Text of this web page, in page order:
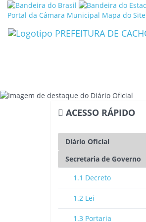
Link
externo
Portal
Portal da Câmara Municipal Mapa do Site
ACESSO RÁPIDO
Diário Oficial
Secretaria de Governo
1.1 Decreto
1.2 Lei
1.3 Portaria